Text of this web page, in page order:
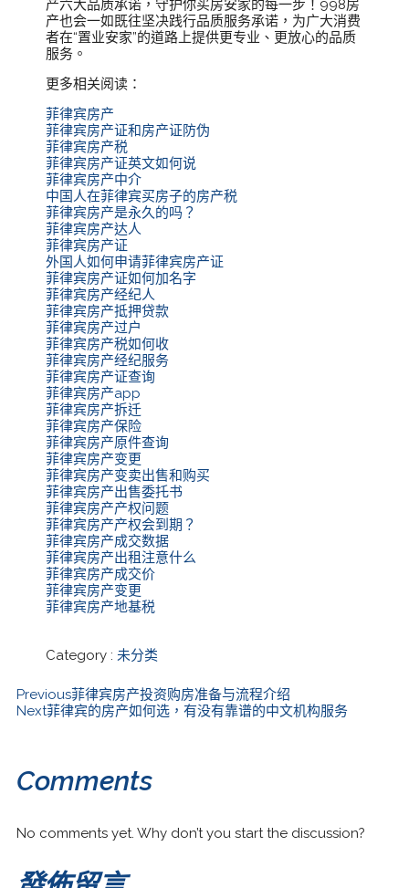
产六大品质承诺，守护你买房安家的每一步！998房
产也会一如既往坚决践行品质服务承诺，为广大消费
者在“置业安家”的道路上提供更专业、更放心的品质
服务。
更多相关阅读：
菲律宾房产
菲律宾房产证和房产证防伪
菲律宾房产税
菲律宾房产证英文如何说
菲律宾房产中介
中国人在菲律宾买房子的房产税
菲律宾房产是永久的吗？
菲律宾房产达人
菲律宾房产证
外国人如何申请菲律宾房产证
菲律宾房产证如何加名字
菲律宾房产经纪人
菲律宾房产抵押贷款
菲律宾房产过户
菲律宾房产税如何收
菲律宾房产经纪服务
菲律宾房产证查询
菲律宾房产app
菲律宾房产拆迁
菲律宾房产保险
菲律宾房产原件查询
菲律宾房产变更
菲律宾房产变卖出售和购买
菲律宾房产出售委托书
菲律宾房产产权问题
菲律宾房产产权会到期？
菲律宾房产成交数据
菲律宾房产出租注意什么
菲律宾房产成交价
菲律宾房产变更
菲律宾房产地基税
Category : 未分类
Previous菲律宾房产投资购房准备与流程介绍
Next菲律宾的房产如何选，有没有靠谱的中文机构服务
Comments
No comments yet. Why don’t you start the discussion?